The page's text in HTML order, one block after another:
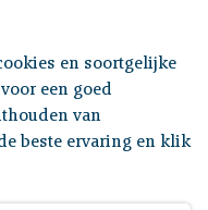
en soortgelijke
een goed
van
beste ervaring en klik